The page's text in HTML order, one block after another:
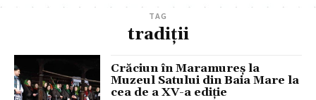
TAG
tradiții
Crăciun în Maramureș la
Muzeul Satului din Baia Mare la
cea de a XV-a ediție